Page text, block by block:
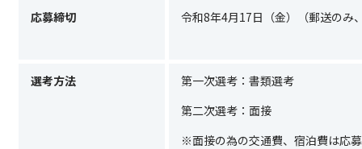
応募締切 令和8年4月17日（金）（郵送のみ
選考方法
第一次選考：書類選考
第二次選考：面接
※面接の為の交通費、宿泊費は応